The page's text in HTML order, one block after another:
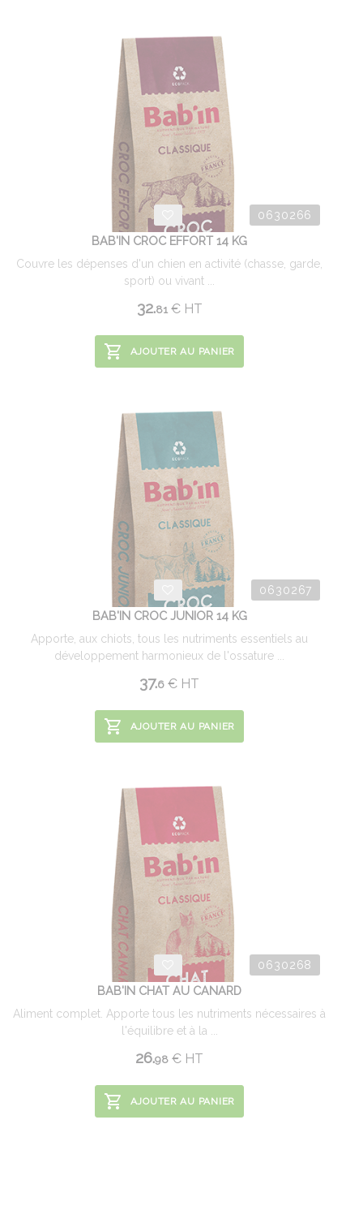
0630266
BAB'IN CROC EFFORT 14 KG
Couvre les dépenses d'un chien en activité (chasse, garde,
sport) ou vivant ...
32.81 €HT
AJOUTER AU PANIER
0630267
BAB'IN CROC JUNIOR 14 KG
Apporte, aux chiots, tous les nutriments essentiels au
développement harmonieux de l'ossature ...
37.6 € HT
AJOUTER AU PANIER
0630268
BAB'IN CHAT AU CANARD
Aliment complet. Apporte tous les nutriments nécessaires à
l'équilibre et à la ...
26.98 € HT
AJOUTER AU PANIER